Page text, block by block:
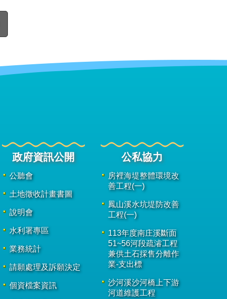
政府資訊公開
公聽會
土地徵收計畫書圖
說明會
水利署專區
業務統計
請願處理及訴願決定
個資檔案資訊
公私協力
房裡海堤整體環境改
善工程(一)
鳳山溪水坑堤防改善
工程(一)
113年度南庄溪斷面
51~56河段疏濬工程
兼供土石採售分離作
業-支出標
沙河溪沙河橋上下游
河道維護工程